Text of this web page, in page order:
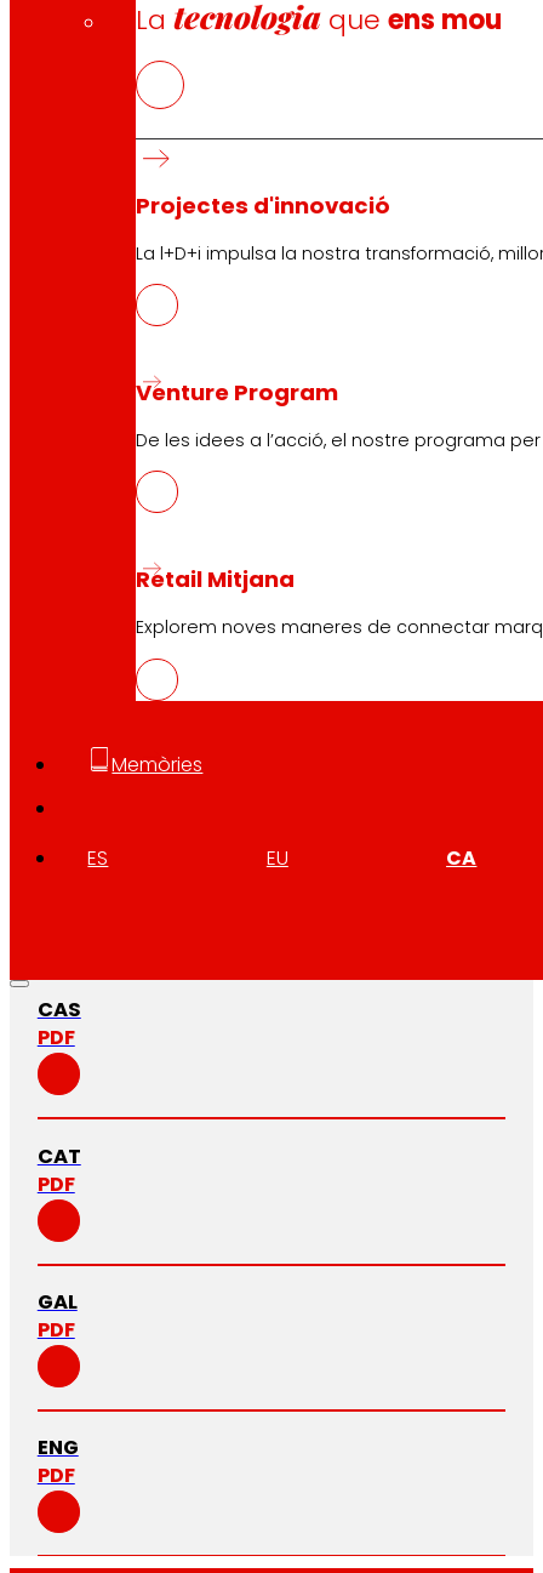
Latecnologia queens mou
Projectes d'innovació
La l+D+i impulsa la nostra transformació,
Venture Program
De les idees a l’acció, el nostre programa
Retail Mitjana
Explorem noves maneres de connectar
Memòries
ES EU CA
CAS
PDF
CAT
PDF
GAL
PDF
ENG
PDF